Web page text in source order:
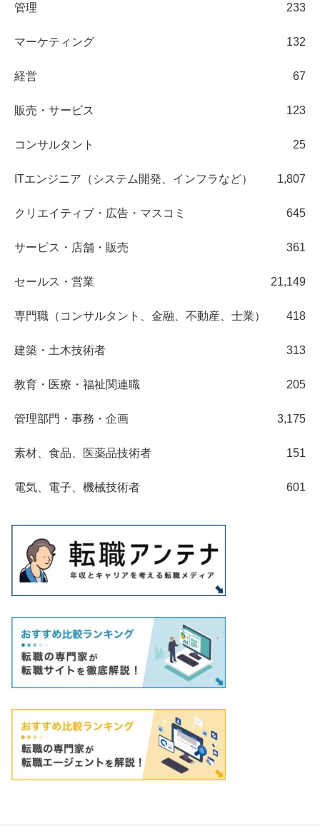
管理 233
マーケティング 132
経営 67
販売・サービス 123
コンサルタント 25
ITエンジニア（システム開発、インフラなど） 1,807
クリエイティブ・広告・マスコミ 645
サービス・店舗・販売 361
セールス・営業 21,149
専門職（コンサルタント、金融、不動産、士業） 418
建築・土木技術者 313
教育・医療・福祉関連職 205
管理部門・事務・企画 3,175
素材、食品、医薬品技術者 151
電気、電子、機械技術者 601